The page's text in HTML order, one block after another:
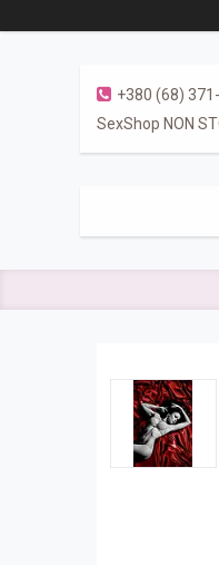
+380 (68)
SexShop NON